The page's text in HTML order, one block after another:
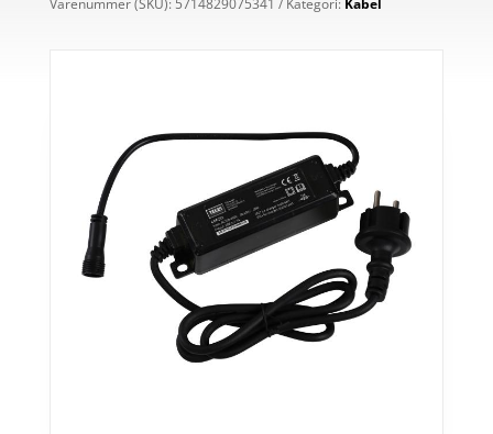
Varenummer (SKU): 5714829075341 Kategori: Kabel